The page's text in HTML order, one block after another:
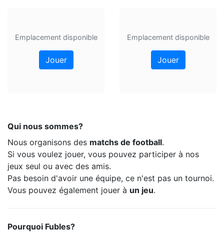
Emplacement disponible
Jouer
Emplacement disponible
Jouer
Qui nous sommes?
Nous organisons des matchs de football.
Si vous voulez jouer, vous pouvez participer à nos
jeux seul ou avec des amis.
Pas besoin d'avoir une équipe, ce n'est pas un tournoi.
Vous pouvez également jouer à un jeu.
Pourquoi Fubles?